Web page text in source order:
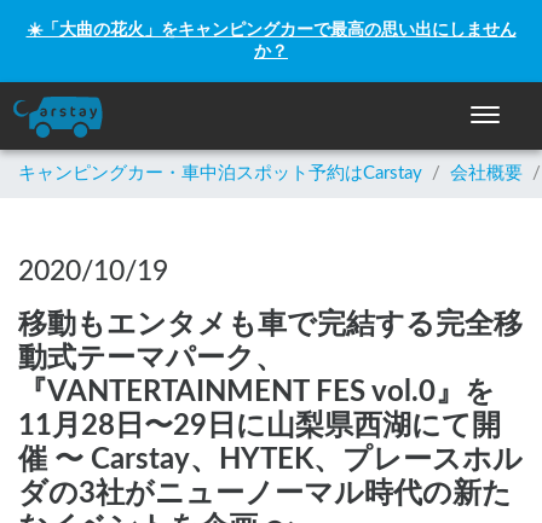
☀️「大曲の花火」をキャンピングカーで最高の思い出にしません
か？
ナビゲ
キャンピングカー・車中泊スポット予約はCarstay / 会社概要 /
2020/10/19
移動もエンタメも車で完結する完全移
動式テーマパーク、
『VANTERTAINMENT FES vol.0』を
11月28日〜29日に山梨県西湖にて開
催 〜 Carstay、HYTEK、プレースホル
ダの3社がニューノーマル時代の新た